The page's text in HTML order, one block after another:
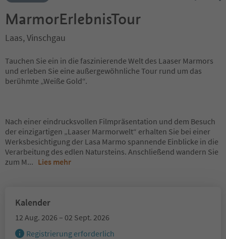
MarmorErlebnisTour
Laas, Vinschgau
Tauchen Sie ein in die faszinierende Welt des Laaser Marmors
und erleben Sie eine außergewöhnliche Tour rund um das
berühmte „Weiße Gold“.
Nach einer eindrucksvollen Filmpräsentation und dem Besuch
der einzigartigen „Laaser Marmorwelt“ erhalten Sie bei einer
Werksbesichtigung der Lasa Marmo spannende Einblicke in die
Verarbeitung des edlen Natursteins. Anschließend wandern Sie
zum M... Lies mehr
Kalender
12 Aug. 2026 – 02 Sept. 2026
Registrierung erforderlich